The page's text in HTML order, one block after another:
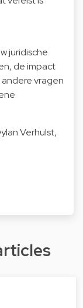
juridische
de impact
vragen
Verhulst,